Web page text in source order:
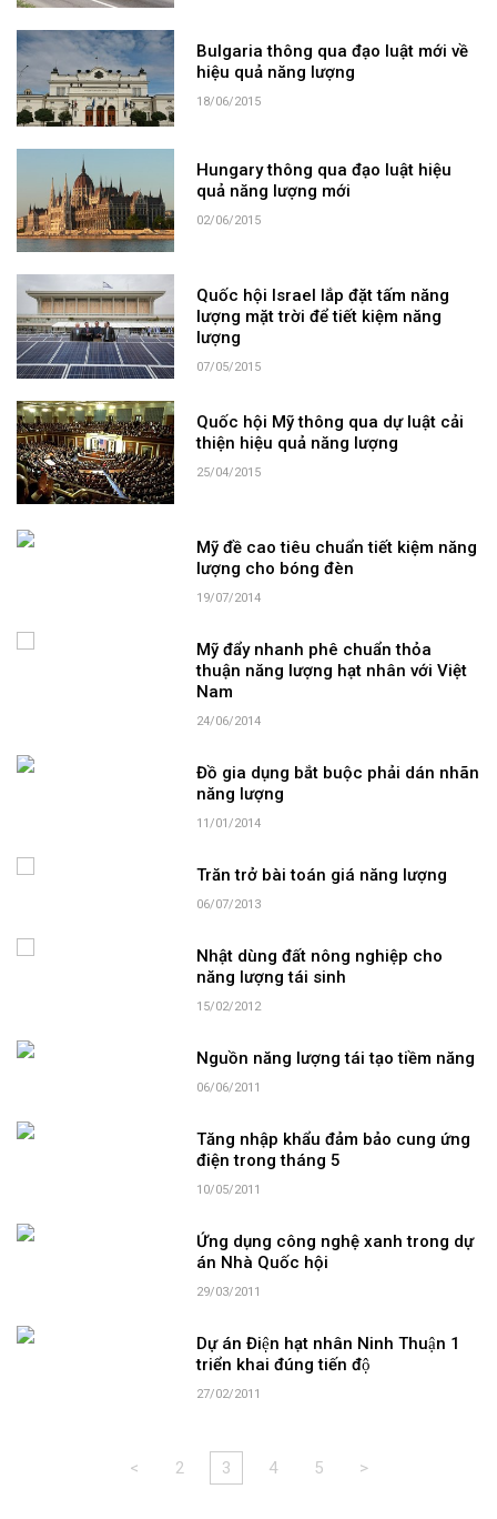
Bulgaria thông qua đạo luật mới về
hiệu quả năng lượng
18/06/2015
Hungary thông qua đạo luật hiệu
quả năng lượng mới
02/06/2015
Quốc hội Israel lắp đặt tấm năng
lượng mặt trời để tiết kiệm năng
lượng
07/05/2015
Quốc hội Mỹ thông qua dự luật cải
thiện hiệu quả năng lượng
25/04/2015
Mỹ đề cao tiêu chuẩn tiết kiệm năng
lượng cho bóng đèn
19/07/2014
Mỹ đẩy nhanh phê chuẩn thỏa
thuận năng lượng hạt nhân với Việt
Nam
24/06/2014
Đồ gia dụng bắt buộc phải dán nhãn
năng lượng
11/01/2014
Trăn trở bài toán giá năng lượng
06/07/2013
Nhật dùng đất nông nghiệp cho
năng lượng tái sinh
15/02/2012
Nguồn năng lượng tái tạo tiềm năng
06/06/2011
Tăng nhập khẩu đảm bảo cung ứng
điện trong tháng 5
10/05/2011
Ứng dụng công nghệ xanh trong dự
án Nhà Quốc hội
29/03/2011
Dự án Điện hạt nhân Ninh Thuận 1
triển khai đúng tiến độ
27/02/2011
< 2 3 4 5 >